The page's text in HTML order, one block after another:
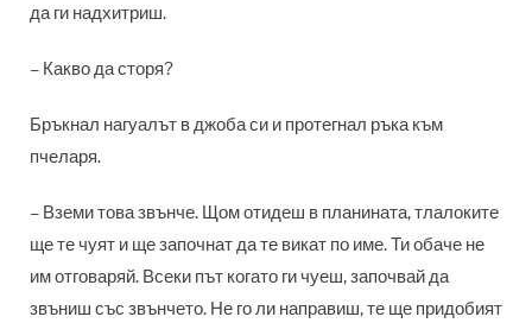
да ги надхитриш.
– Какво да сторя?
Бръкнал нагуалът в джоба си и протегнал ръка към
пчеларя.
– Вземи това звънче. Щом отидеш в планината, тлалоките
ще те чуят и ще започнат да те викат по име. Ти обаче не
им отговаряй. Всеки път когато ги чуеш, започвай да
звъниш със звънчето. Не го ли направиш, те ще придобият